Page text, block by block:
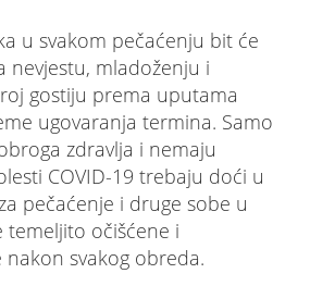
u svakom pečaćenju bit će
nevjestu, mladoženju i
gostiju prema uputama
ugovaranja termina. Samo
zdravlja i nemaju
COVID-19 trebaju doći u
pečaćenje i druge sobe u
temeljito očišćene i
nakon svakog obreda.